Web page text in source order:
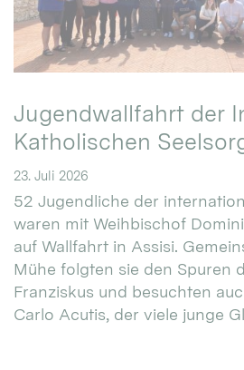
Jugendwallfahrt der
Katholischen
23. Juli 2026
52 Jugendliche der
waren mit Weihbischof
auf Wallfahrt in Assisi.
Mühe folgten sie den Spuren
Franziskus und besuchten
Carlo Acutis, der viele junge